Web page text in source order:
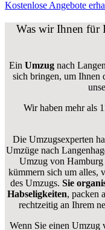
Kostenlose Angebote
Was wir Ihnen für
Ein Umzug nach
sich bringen, um Ihnen
Wir haben mehr als
Die Umzugsexperten
Umzüge nach
Umzug von Hamburg
kümmern sich um alles,
des Umzugs. Sie
Habseligkeiten, packen
rechtzeitig an Ihrem
Wenn Sie einen Umzug